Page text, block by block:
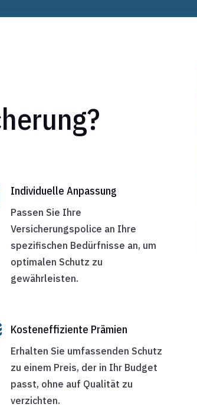
Individuelle Anpassung
Passen Sie Ihre
Versicherungspolice an Ihre
spezifischen Bedürfnisse an, um
optimalen Schutz zu
gewährleisten.
Kosteneffiziente Prämien
Erhalten Sie umfassenden Schutz
zu einem Preis, der in Ihr Budget
passt, ohne auf Qualität zu
verzichten.